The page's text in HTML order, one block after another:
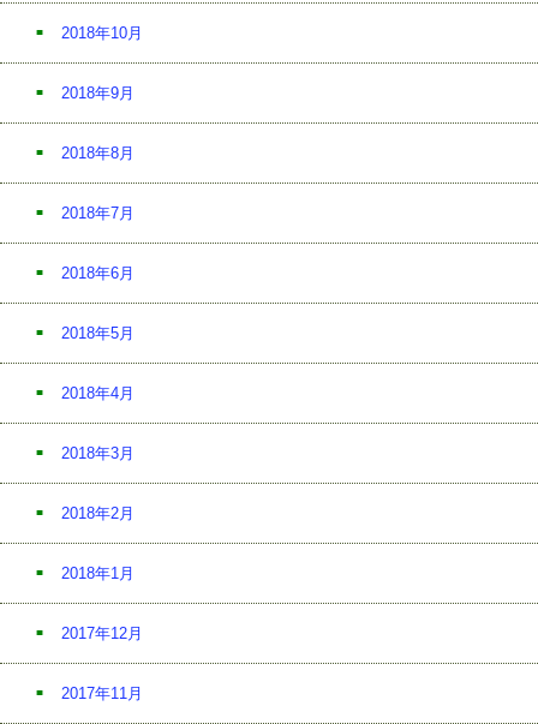
2018年10月
2018年9月
2018年8月
2018年7月
2018年6月
2018年5月
2018年4月
2018年3月
2018年2月
2018年1月
2017年12月
2017年11月